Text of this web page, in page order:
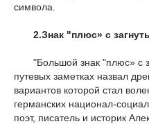
символа.
2.Знак "плюс» с
"Большой знак "плюс» с
путевых заметках назвал
вариантов которой стал
германских национал-
поэт, писатель и историк